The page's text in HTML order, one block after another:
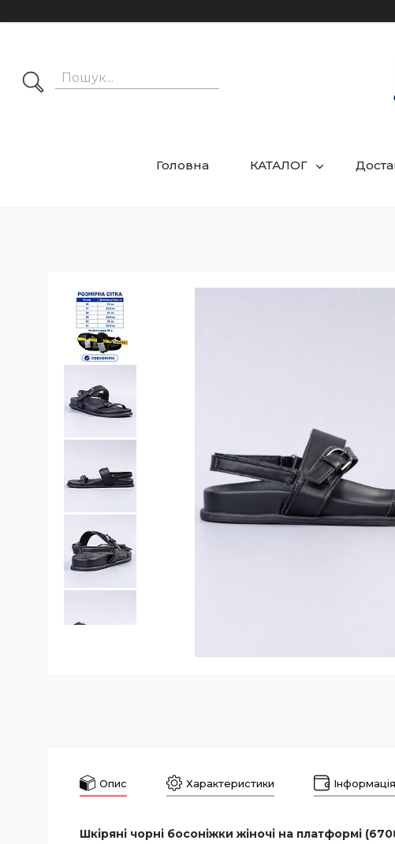
Головна КАТАЛОГ
Опис Характеристики
Шкіряні чорні босоніжки жіночі на платформі